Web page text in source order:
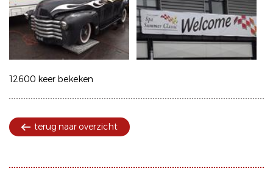
12600 keer bekeken
terug naar overzicht